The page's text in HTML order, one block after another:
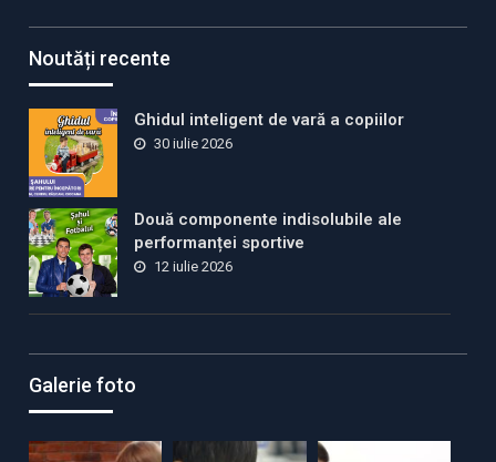
Noutăți recente
Ghidul inteligent de vară a copiilor
30 iulie 2026
Două componente indisolubile ale
performanței sportive
12 iulie 2026
Galerie foto